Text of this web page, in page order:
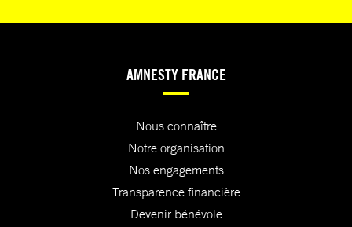
AMNESTY FRANCE
Nous connaître
Notre organisation
Nos engagements
Transparence financière
Devenir bénévole